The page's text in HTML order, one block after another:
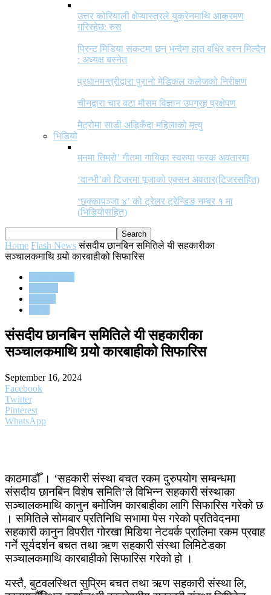
उत्तर कोरियाली क्षेप्यास्त्रले युक्रेनमाथि आक्रमण
गरिरहेछ: रुस
प्रिन्ट मिडिया संकटमा छन् भन्दैमा हात बाँधेर बस्न मिल्दैन
: अध्यक्ष बस्नेत
प्रधानमन्त्रीद्वारा पुरानो मेडिकल कलेजको निरीक्षण
चीनद्वारा चार वटा मौसम विज्ञान उपग्रह प्रक्षेपण
मेट्रोमा साडी अड्किँदा महिलाको मृत्यु
भिडियो
मनमा तिम्रो’ गीतमा गायिका स्वरुपा फरक अवतारमा
‘दान्भी’को टिजरमा पूजाको एक्सन अवतार(टिजरसहित)
‘छक्कापञ्जा ४’ को ट्रेलर ट्रेन्डिङ नम्बर १ मा
(भिडियोसहित)
Home Flash News संसदीय छानबिन समितिले यी सहकारीका
सञ्चालकमाथि गर्‍यो कारबाहीको सिफारिस
संसदीय छानबिन समितिले यी सहकारीका
सञ्चालकमाथि गर्‍यो कारबाहीको सिफारिस
September 16, 2024
Facebook
Twitter
Pinterest
WhatsApp
काठमाडौँ । ‘सहकारी संस्था बचत रकम दुरुपयोग सम्बन्धमा
संसदीय छानबिन विशेष समिति’ले विभिन्न सहकारी संस्थाका
सञ्चालकमाथि कानुन बमोजिम कारबाहीका लागि सिफारिस गरेको छ
। समितिले सोमबार प्रतिनिधि सभामा पेस गरेको प्रतिवेदनमा
सहकारी कानुन विपरीत गोरखा मिडिया नेटवर्क प्रालिमा रकम प्रवाह
गर्ने सूर्यदर्शन बचत तथा ऋण सहकारी संस्था लिमिटेडका
सञ्चालकमाथि कारबाहीको सिफारिस गरेको हो ।
यस्तै, बुटवलस्थित सुप्रिम बचत तथा ऋण सहकारी संस्था लि,